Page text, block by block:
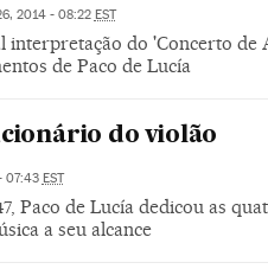
2014 - 08:22 EST
interpretação do 'Concerto de
de Paco de Lucía
do violão
07:43 EST
Paco de Lucía dedicou as
a seu alcance